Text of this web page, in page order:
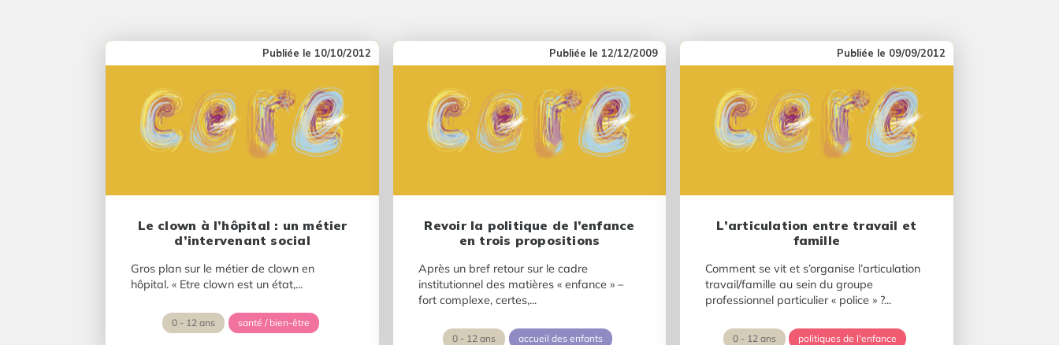
10/10/2012
Le clown à l’hôpital : un métier
d’intervenant social
Gros plan sur le métier de clown en
hôpital. « Etre clown est un état,...
0 - 12 ans santé / bien-être
12/12/2009
Revoir la politique de l’enfance
en trois propositions
Après un bref retour sur le cadre
institutionnel des matières « enfance » –
fort complexe, certes,...
0 - 12 ans
accueil des enfants
09/09/2012
L’articulation entre travail et
famille
Comment se vit et s’organise l’articulation
travail/famille au sein du groupe
professionnel particulier « police » ?...
0 - 12 ans politiques de l'enfance